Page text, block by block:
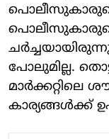
പോലുമില്ല.
മാര്‍ക്കറ്റിലെ
കാര്യങ്ങള്‍ക്ക്